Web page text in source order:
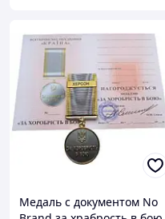
Медаль с документом No